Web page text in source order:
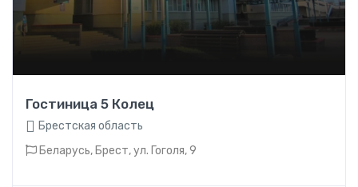
Гостиница 5 Колец
Брестская область
Беларусь, Брест, ул. Гоголя, 9